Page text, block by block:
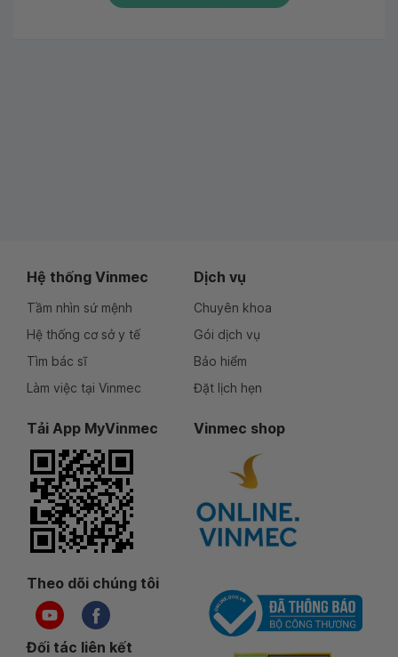
Hệ thống Vinmec
Tầm nhìn sứ mệnh
Hệ thống cơ sở y tế
Tìm bác sĩ
Làm việc tại Vinmec
Dịch vụ
Chuyên khoa
Gói dịch vụ
Bảo hiểm
Đặt lịch hẹn
Tải App MyVinmec Vinmec shop
Theo dõi chúng tôi
Đối tác liên kết